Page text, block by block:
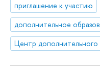
приглашение к участию
дополнительное